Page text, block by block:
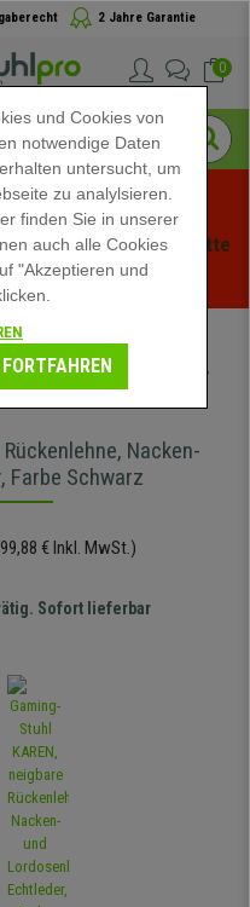
2 Jahre Garantie
0
Exklusive Rabatte
ansehen -
Nacken-
Farbe Schwarz
€ Inkl. MwSt.)
Sofort lieferbar
und Cookies von
notwendige Daten
untersucht, um
zu analylsieren.
finden Sie in unserer
auch alle Cookies
"Akzeptieren und